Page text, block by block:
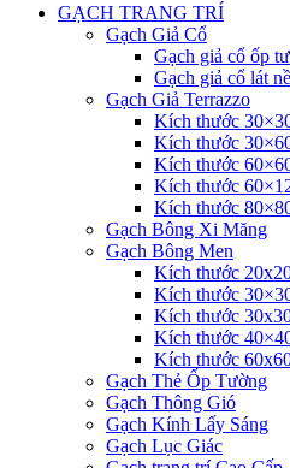
GẠCH TRANG TRÍ
Gạch Giả Cổ
Gạch giả cổ ốp
Gạch giả cổ lát
Gạch Giả Terrazzo
Kích thước
Kích thước
Kích thước
Kích thước
Kích thước
Gạch Bông Xi Măng
Gạch Bông Men
Kích thước
Kích thước
Kích thước
Kích thước
Kích thước
Gạch Thẻ Ốp Tường
Gạch Thông Gió
Gạch Kính Lấy Sáng
Gạch Lục Giác